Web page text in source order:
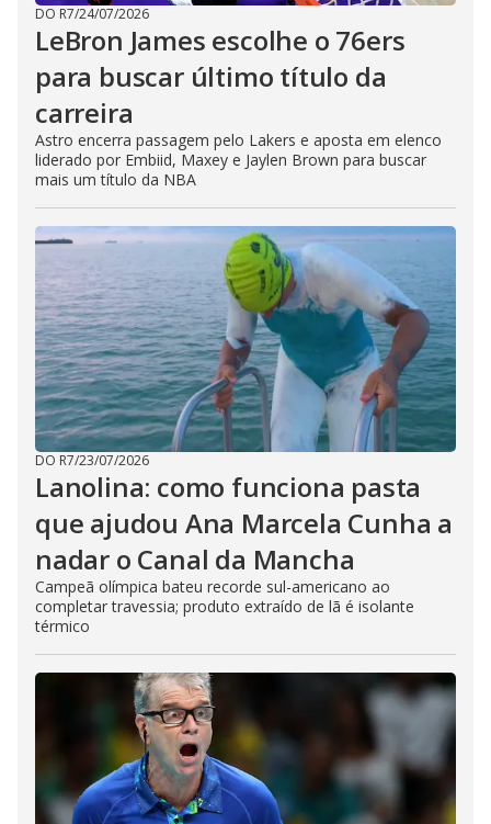
DO R7/24/07/2026
LeBron James escolhe o 76ers
para buscar último título da
carreira
Astro encerra passagem pelo Lakers e aposta em elenco
liderado por Embiid, Maxey e Jaylen Brown para buscar
mais um título da NBA
DO R7/23/07/2026
Lanolina: como funciona pasta
que ajudou Ana Marcela Cunha a
nadar o Canal da Mancha
Campeã olímpica bateu recorde sul-americano ao
completar travessia; produto extraído de lã é isolante
térmico